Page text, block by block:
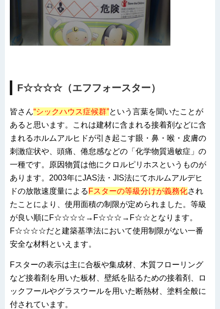
F☆☆☆☆（エフフォースター）
皆さん“シックハウス症候群”という言葉を聞いたことが
あると思います。これは建材に含まれる接着剤などに含
まれるホルムアルヒドが引き起こす眼・鼻・喉・皮膚の
刺激症状や、頭痛、倦怠感などの「化学物質過敏症」の
一種です。原因物質は他にクロルピリホスというものが
あります。2003年にJAS法・JIS法にてホルムアルデヒ
ドの放散速度量による Fスターの等級分けが義務化され
たことにより、使用面積の制限が定められました。等級
が良い順にF☆☆☆☆→F☆☆☆→F☆☆となります。
F☆☆☆☆だと建築基準法において使用制限がない一番
安全な材料といえます。
Fスターの表示は主に合板や集成材、木質フローリング
など接着剤を用いた板材、壁紙を貼るための接着剤、ロ
ックフールやグラスウールを用いた断熱材、塗料全般に
付されています。